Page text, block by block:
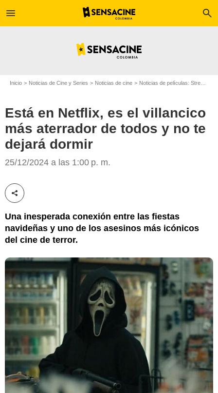
menu search
Inicio Noticias de Cine y Series Noticias de cine Noticias de películas: Streaming
Está en Netflix, es el villancico
más aterrador de todos y no te
dejará dormir
25/12/2024 a las 1:00 p. m.
Compartir esta noticia
Una inesperada conexión entre las fiestas
navideñas y uno de los asesinos más icónicos
del cine de terror.